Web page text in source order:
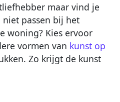
maar vind je
niet passen bij het
woning? Kies ervoor
vormen van kunst op
Zo krijgt de kunst